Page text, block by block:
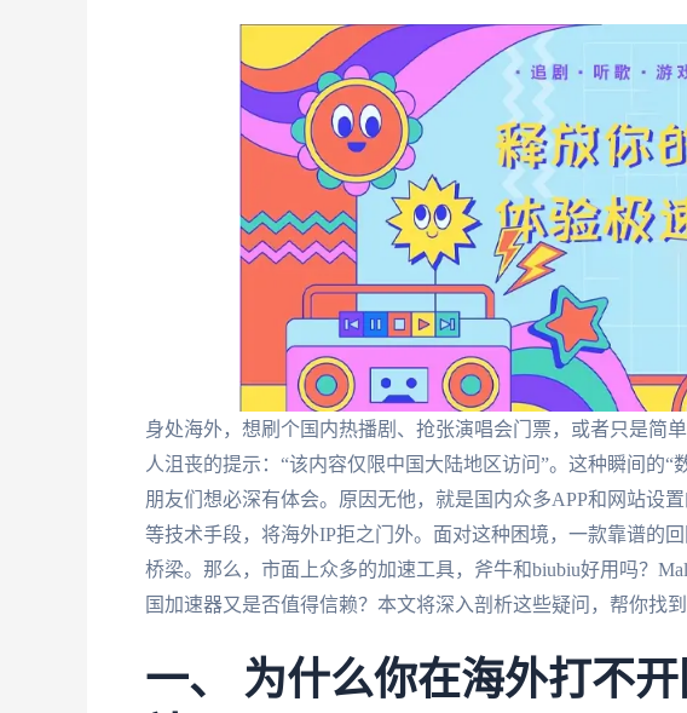
身处海外，想刷个国内热播剧、抢张演唱会门票，或者只是简
人沮丧的提示：“该内容仅限中国大陆地区访问”。这种瞬间的“
朋友们想必深有体会。原因无他，就是国内众多APP和网站设
等技术手段，将海外IP拒之门外。面对这种困境，一款靠谱的
桥梁。那么，市面上众多的加速工具，斧牛和biubiu好用吗？
国加速器又是否值得信赖？本文将深入剖析这些疑问，帮你找
一、 为什么你在海外打不